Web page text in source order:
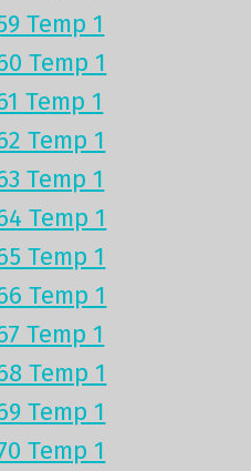
Temp 1
Temp 1
Temp 1
Temp 1
Temp 1
Temp 1
Temp 1
Temp 1
Temp 1
Temp 1
Temp 1
Temp 1